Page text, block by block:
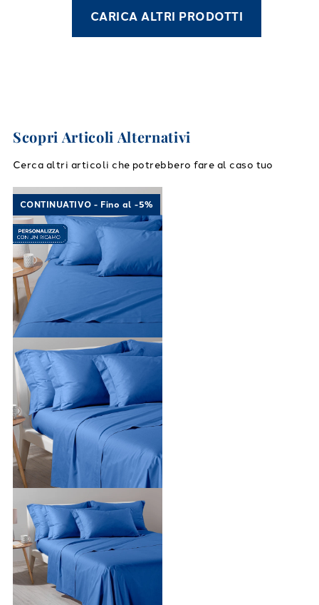
CARICA ALTRI PRODOTTI
Scopri Articoli Alternativi
Cerca altri articoli che potrebbero fare al caso tuo
Link to "Completo Lenzuola Cotone tinta
CONTINUATIVO - Fino al -5%